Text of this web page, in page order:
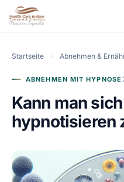
Startseite › Abnehmen &
ABNEHMEN MIT HYPNOSE
Kann man
hypnotisieren